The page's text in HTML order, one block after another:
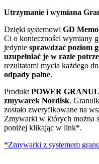
Utrzymanie i wymiana
Dzięki systemowi GD
Ci o konieczności wymiany
jedynie sprawdzać poziom
uzupełniać je w razie
rezultatami mycia każdego
odpady palne.
Produkt POWER
zmywarek Nordisk.
zostało zweryfikowane na
Zmywarki w których można
poniżej klikając w link*.
*Zmywarki z systemem